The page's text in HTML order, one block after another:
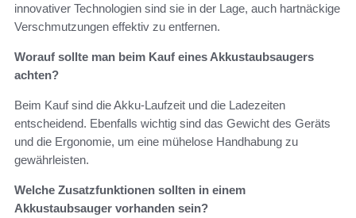
innovativer Technologien sind sie in der Lage, auch hartnäckige
Verschmutzungen effektiv zu entfernen.
Worauf sollte man beim Kauf eines Akkustaubsaugers
achten?
Beim Kauf sind die Akku-Laufzeit und die Ladezeiten
entscheidend. Ebenfalls wichtig sind das Gewicht des Geräts
und die Ergonomie, um eine mühelose Handhabung zu
gewährleisten.
Welche Zusatzfunktionen sollten in einem
Akkustaubsauger vorhanden sein?